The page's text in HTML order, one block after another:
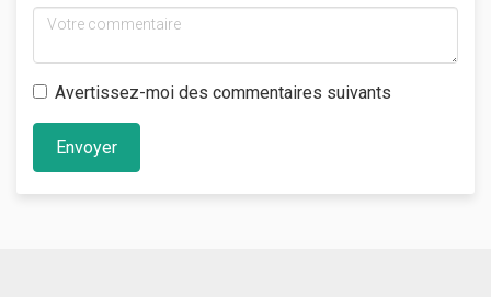
Avertissez-moi des commentaires suivants
Envoyer